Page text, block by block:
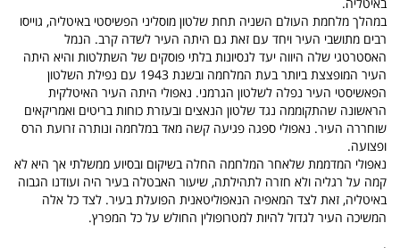
במהלך מלחמת העולם השניה תחת שלטון מוסליני הפשיסטי באיטליה, גוייסו
רבים מתושבי העיר ויחד עם זאת גם היתה העיר לשדה קרב. הנמל
האסטרטגי שלה היווה יעד לנסיונות בלתי פוסקים של השתלטות והיא היתה
העיר המופצצת ביותר בעת המלחמה ובשנת 1943 עם נפילת השלטון
הפאשיסטי העיר נפלה לשלטון הגרמני. נאפולי היתה העיר האיטלקית
הראשונה שהתקוממה נגד שלטון הנאצים ובעזרת כוחות בריטים ואמריקאים
שוחררה העיר. נאפולי ספגה פגיעה קשה מאד במלחמה ונותרה זרועת הרס
ופצועה.
נאפולי המדממת שלאחר המלחמה החלה בשיקום ובסיוע ממשלתי אך היא לא
קמה על רגליה ולא חזרה לתהילתה, שיעור האבטלה בעיר היה ועודנו הגבוה
באיטליה, זאת לצד המאפיה הנאפוליטאנית הפועלת בעיר. לצד כל אלה
המשיכה העיר לגדול להיות למטרופולין החולש על כל המפרץ.
.